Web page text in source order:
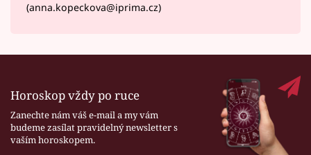
(anna.kopeckova@iprima.cz)
Horoskop vždy po ruce
Zanechte nám váš e-mail a my vám
budeme zasílat pravidelný newsletter s
vaším horoskopem.